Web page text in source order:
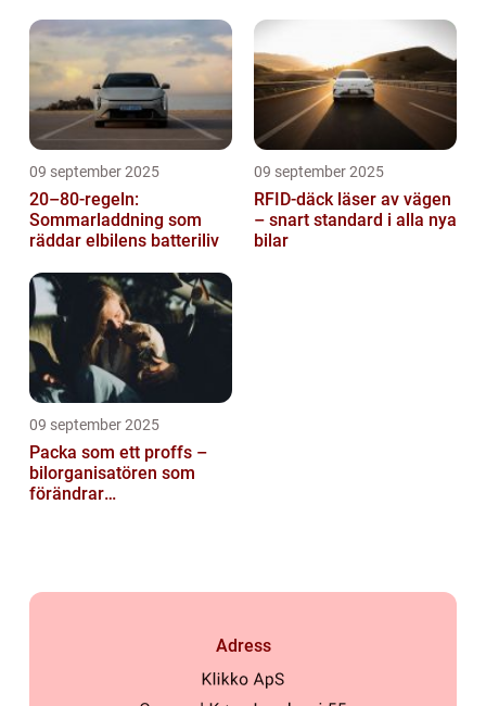
09 september 2025
20–80-regeln:
Sommarladdning som
räddar elbilens batteriliv
09 september 2025
RFID-däck läser av vägen
– snart standard i alla nya
bilar
09 september 2025
Packa som ett proffs –
bilorganisatören som
förändrar
Adress